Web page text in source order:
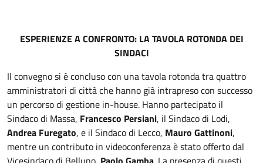
ESPERIENZE A CONFRONTO: LA TAVOLA ROTONDA DEI
SINDACI
Il convegno si è concluso con una tavola rotonda tra quattro
amministratori di città che hanno già intrapreso con successo
un percorso di gestione in-house. Hanno partecipato il
Sindaco di Massa, Francesco Persiani, il Sindaco di Lodi,
Andrea Furegato, e il Sindaco di Lecco, Mauro Gattinoni,
mentre un contributo in videoconferenza è stato offerto dal